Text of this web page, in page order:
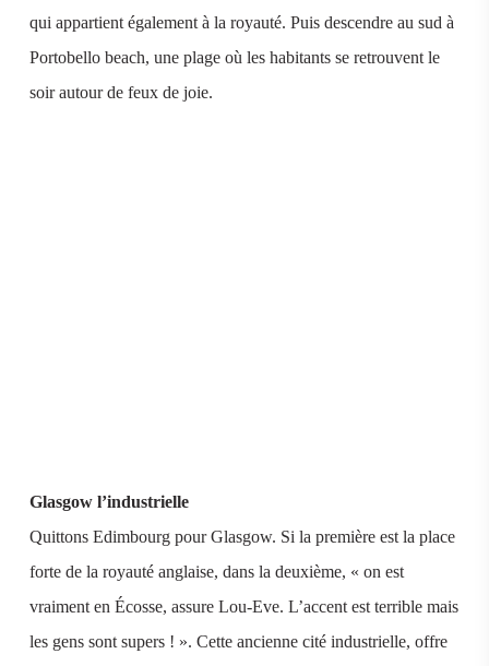
qui appartient également à la royauté. Puis descendre au sud à
Portobello beach, une plage où les habitants se retrouvent le
soir autour de feux de joie.
Glasgow l’industrielle
Quittons Edimbourg pour Glasgow. Si la première est la place
forte de la royauté anglaise, dans la deuxième, « on est
vraiment en Écosse, assure Lou-Eve. L’accent est terrible mais
les gens sont supers ! ». Cette ancienne cité industrielle, offre